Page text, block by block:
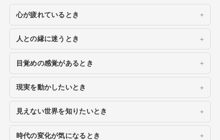
心が疲れているとき
人との縁に迷うとき
目覚めの感覚があるとき
現実を動かしたいとき
見えない世界を知りたいとき
時代の変化が気になるとき